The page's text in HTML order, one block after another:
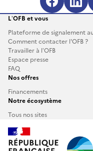
L’OFB et vous
Plateforme de signalement
Comment contacter l'OFB ?
Travailler à l’OFB
Espace presse
FAQ
Nos offres
Financements
Notre écosystème
Tous nos sites